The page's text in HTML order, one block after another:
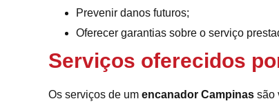
Prevenir danos futuros;
Oferecer garantias sobre o serviço
Serviços oferecidos
Os serviços de um encanador Campinas são